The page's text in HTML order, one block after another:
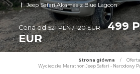
Jeep Safari Akamas z Blue Lagoon
Cena od 521 PLN / 120 EUR
499
EUR
Strona główna / Oferta
Wycieczka Marathon Jeep Safari - Narodowy